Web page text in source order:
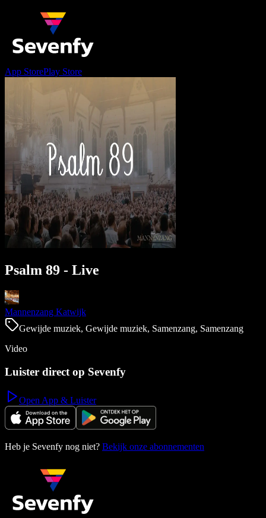
App StorePlay Store
Psalm 89 - Live
Mannenzang Katwijk
Gewijde muziek, Gewijde muziek, Samenzang, Samenzang
Video
Luister direct op Sevenfy
Open App & Luister
Heb je Sevenfy nog niet? Bekijk onze abonnementen